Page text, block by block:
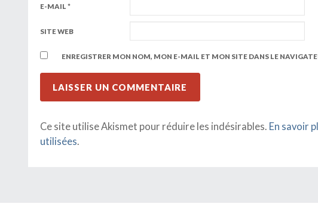
E-MAIL *
SITE WEB
ENREGISTRER MON NOM, MON E-MAIL ET MON SITE DANS LE
Ce site utilise Akismet pour réduire les indésirables. En savoir
utilisées.